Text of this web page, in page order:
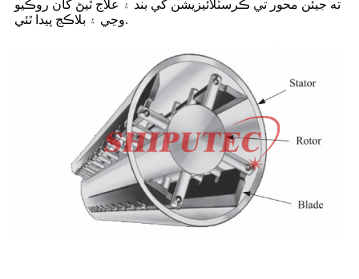
ته جيئن محور تي ڪرسٽلائيزيشن کي بند ۽ علاج ٿيڻ کان روڪيو
وڃي ۽ بلاڪج پيدا ٿئي.